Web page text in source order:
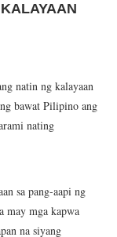
natin ng kalayaan
bawat Pilipino ang
nating
sa pang-aapi ng
may mga kapwa
na siyang